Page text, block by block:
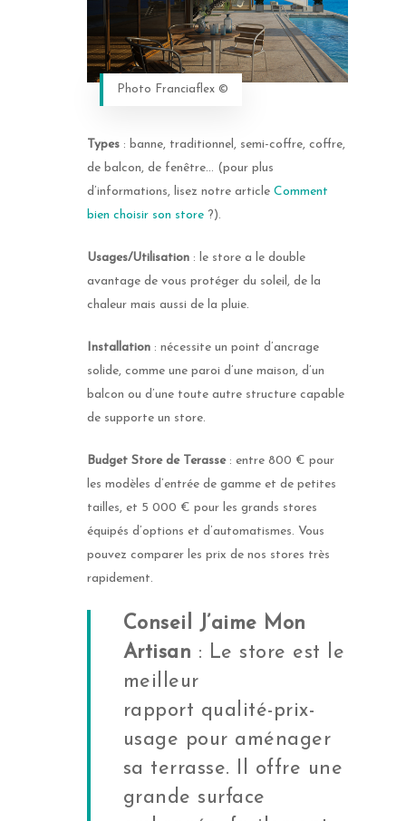
Photo Franciaflex ©
Types : banne, traditionnel, semi-coffre, coffre,
de balcon, de fenêtre… (pour plus
d’informations, lisez notre article Comment
bien choisir son store ?).
Usages/Utilisation : le store a le double
avantage de vous protéger du soleil, de la
chaleur mais aussi de la pluie.
Installation : nécessite un point d’ancrage
solide, comme une paroi d’une maison, d’un
balcon ou d’une toute autre structure capable
de supporte un store.
Budget Store de Terasse: entre 800 € pour
les modèles d’entrée de gamme et de petites
tailles, et 5 000 € pour les grands stores
équipés d’options et d’automatismes. Vous
pouvez comparer les prix de nos stores très
rapidement.
Conseil J’aime Mon
Artisan : Le store est le
meilleur
rapport qualité-prix-
usage pour aménager
sa terrasse. Il offre une
grande surface